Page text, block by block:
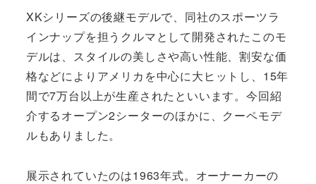
XKシリーズの後継モデルで、同社のスポーツラ
インナップを担うクルマとして開発されたこのモ
デルは、スタイルの美しさや高い性能、割安な価
格などによりアメリカを中心に大ヒットし、15年
間で7万台以上が生産されたといいます。今回紹
介するオープン2シーターのほかに、クーペモデ
ルもありました。
展示されていたのは1963年式。オーナーカーの